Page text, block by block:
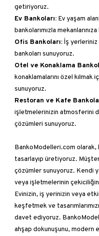
getiriyoruz.
Ev Bankoları: Ev yaşam
bankolarımızla
Ofis Bankoları: İş
bankoları sunuyoruz.
Otel ve Konaklama
konaklamalarını özel kılmak
sunuyoruz.
Restoran ve Kafe
işletmelerinizin atmosferini
çözümleri sunuyoruz.
BankoModelleri.com olarak,
tasarlayıp üretiyoruz.
çözümler sunuyoruz. Kendi
veya işletmelerinin
Evinizin, iş yerinizin veya
keşfetmek ve
davet ediyoruz.
ahşap dokunuşunu,